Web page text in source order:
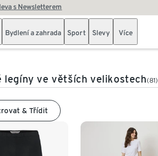
s Newsletterem
Bydlení a zahrada Sport Slevy Více
legíny ve větších velikostech(81)
& Třídit